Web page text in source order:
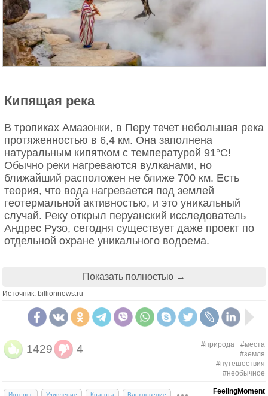
На острове Сокотра проживает около 40 тысяч
Кипящая река
В тропиках Амазонки, в Перу течет небольшая река
протяженностью в 6,4 км. Она заполнена
натуральным кипятком с температурой 91°C!
Обычно реки нагреваются вулканами, но
ближайший расположен не ближе 700 км. Есть
теория, что вода нагревается под землей
геотермальной активностью, и это уникальный
случай. Реку открыл перуанский исследователь
Андрес Рузо, сегодня существует даже проект по
отдельной охране уникального водоема.
атмосферой
На юго-востоке Румынии рабочие случайно
обнаружили пещеру, полностью изолированную от
Внутри находится озеро с водой, насыщенной
серой, а атмосфера пропитана углекислым газом,
метаном и сероводородом. В этом серном аду
Показать полностью →
Источник: billionnews.ru
1429 4 #природа
#места
#земля
#путешествия
#необычное
Интерес Удивление Красота Вдохновение
FeelingMoment